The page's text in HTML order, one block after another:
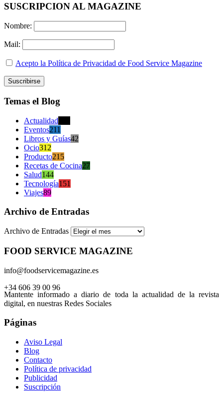
SUSCRIPCION AL MAGAZINE
Nombre:
Mail:
Acepto la Política de Privacidad de Food Service Magazine
Temas el Blog
Actualidad
Eventos211
Libros y Guías42
Ocio312
Producto215
Recetas de Cocina27
Salud144
Tecnología151
Viajes89
Archivo de Entradas
Archivo de Entradas
FOOD SERVICE MAGAZINE
info@foodservicemagazine.es
+34 606 39 00 96
Mantente informado a diario de toda la actualidad de la revista
digital, en nuestras Redes Sociales
Páginas
Aviso Legal
Blog
Contacto
Política de privacidad
Publicidad
Suscripción